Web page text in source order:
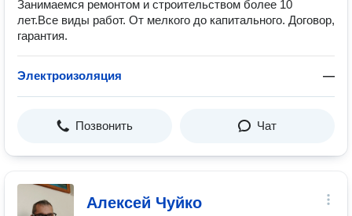
Занимаемся ремонтом и строительством более 10
лет.Все виды работ. От мелкого до капитального. Договор,
гарантия.
Электроизоляция —
Позвонить Чат
Алексей Чуйко